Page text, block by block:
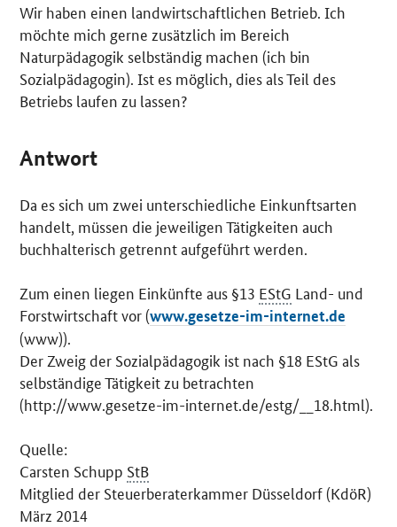
Wir haben einen landwirtschaftlichen Betrieb. Ich
möchte mich gerne zusätzlich im Bereich
Naturpädagogik selbständig machen (ich bin
Sozialpädagogin). Ist es möglich, dies als Teil des
Betriebs laufen zu lassen?
Antwort
Da es sich um zwei unterschiedliche Einkunftsarten
handelt, müssen die jeweiligen Tätigkeiten auch
buchhalterisch getrennt aufgeführt werden.
Zum einen liegen Einkünfte aus §13 EStG Land- und
Forstwirtschaft vor (www.gesetze-im-internet.de
(www)).
Der Zweig der Sozialpädagogik ist nach §18 EStG als
selbständige Tätigkeit zu betrachten
(http://www.gesetze-im-internet.de/estg/__18.html).
Quelle:
Carsten Schupp StB
Mitglied der Steuerberaterkammer Düsseldorf (KdöR)
März 2014